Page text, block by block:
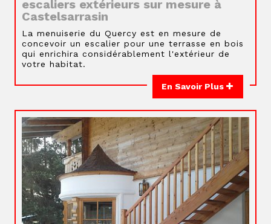
escaliers extérieurs sur mesure à
Castelsarrasin
La menuiserie du Quercy est en mesure de
concevoir un escalier pour une terrasse en bois
qui enrichira considérablement l'extérieur de
votre habitat.
En Savoir Plus